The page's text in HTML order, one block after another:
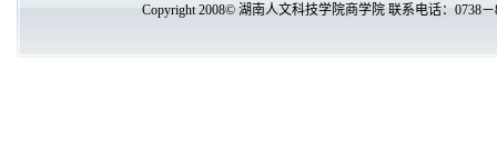
Copyright 2008© 湖南人文科技学院商学院 联系电话：0738